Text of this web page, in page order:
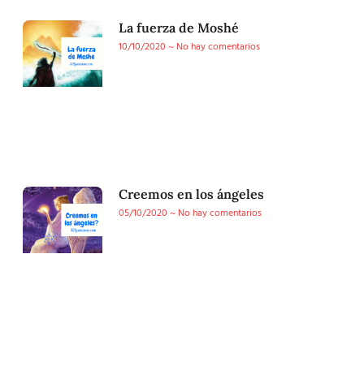
La fuerza de Moshé
10/10/2020
No hay comentarios
Creemos en los ángeles
05/10/2020
No hay comentarios